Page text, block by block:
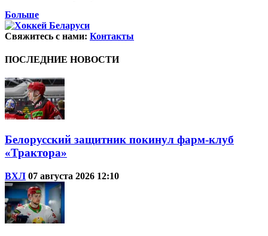
Больше
Свяжитесь с нами: Контакты
ПОСЛЕДНИЕ НОВОСТИ
Белорусский защитник покинул фарм-клуб
«Трактора»
ВХЛ 07 августа 2026 12:10